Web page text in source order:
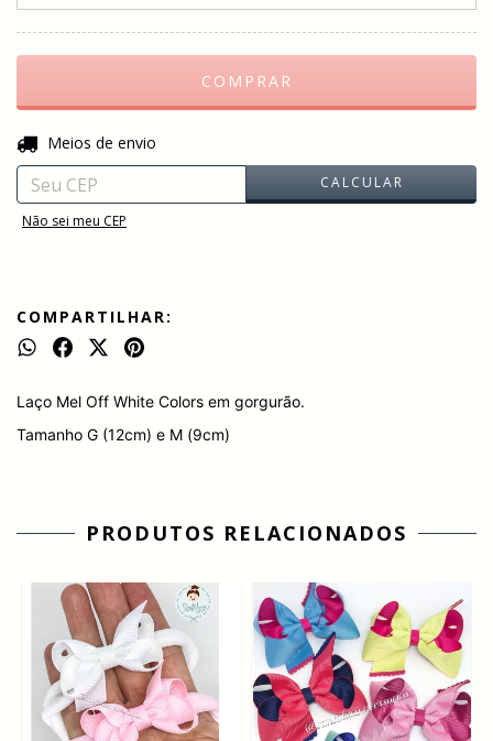
Entregas para o CEP:
Meios de envio
CALCULAR
Não sei meu CEP
COMPARTILHAR:
Laço Mel Off White Colors em gorgurão.
Tamanho G (12cm) e M (9cm)
PRODUTOS RELACIONADOS